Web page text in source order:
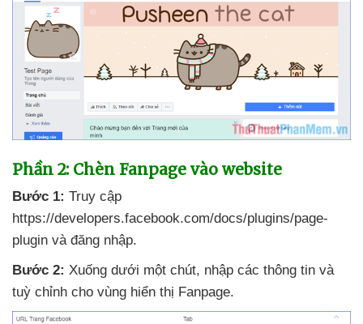
Phần 2: Chèn Fanpage vào website
Bước 1: Truy cập
https://developers.facebook.com/docs/plugins/page-
plugin và đăng nhập.
Bước 2: Xuống dưới một chút, nhập các thông tin và
tuỳ chỉnh cho vùng hiển thị Fanpage.